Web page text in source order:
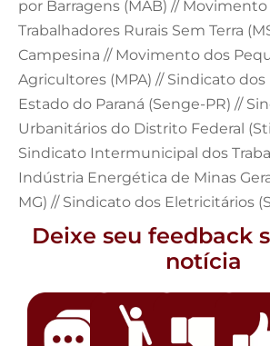
por Barragens (MAB) //
Trabalhadores Rurais Sem Terra
Campesina // Movimento dos
Agricultores (MPA) // Sindicato
Estado do Paraná (Senge-PR) //
Urbanitários do Distrito Federal
Sindicato Intermunicipal dos
Indústria Energética de Minas
MG) // Sindicato dos Eletricitários
Deixe seu feedback
notícia